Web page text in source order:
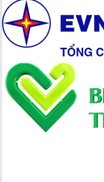
Chuyển đổi số mở ra không gian phát
triển trong lĩnh vực văn hóa, du lịch
Công bố quyết định của Ban Thường
vụ Tỉnh ủy về công tác cán bộ.
Thủ tướng Phạm Minh Chính: Khẩn
trương tái thiết cuộc sống người dân
sau thiên tai
Tập trung nâng cao chất lượng, tổ
chức sản xuất sầu riêng theo hướng
bền vững
Đẩy nhanh công tác khắc phục, ổn
định đời sống Nhân dân sau bão số 13